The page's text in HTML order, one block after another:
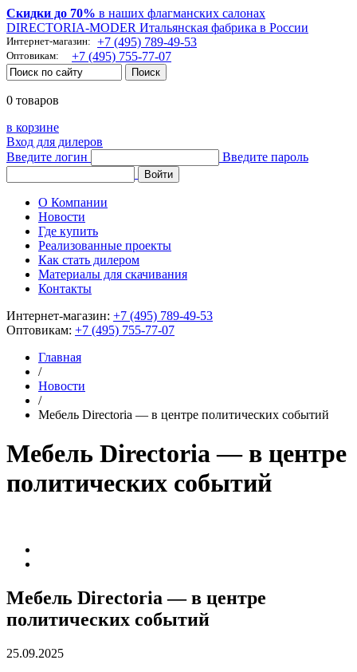
Скидки до 70% в наших флагманских салонах
DIRECTORIA-MODER Итальянская фабрика в России
Интернет-магазин: +7 (495) 789-49-53
Оптовикам: +7 (495) 755-77-07
0 товаров
в корзине
Вход для дилеров
Введите логин
Введите пароль
О Компании
Новости
Где купить
Реализованные проекты
Как стать дилером
Материалы для скачивания
Контакты
Интернет-магазин: +7 (495) 789-49-53
Оптовикам: +7 (495) 755-77-07
Главная
/
Новости
/
Мебель Directoria — в центре политических событий
Мебель Directoria — в центре
политических событий
Мебель Directoria — в центре
политических событий
25.09.2025